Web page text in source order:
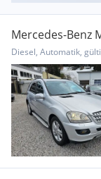
Mercedes-Benz
DPF
Diesel, Automatik,